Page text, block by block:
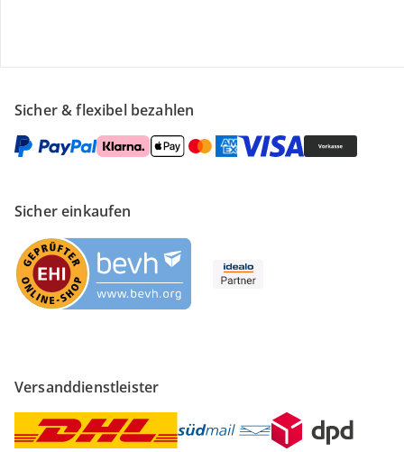
Sicher & flexibel bezahlen
Sicher einkaufen
Versanddienstleister